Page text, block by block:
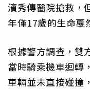
濱秀傳醫院搶救，
年僅17歲的生命戛
根據警方調查，雙
當時騎乘機車迴轉
車輛並未直接碰撞